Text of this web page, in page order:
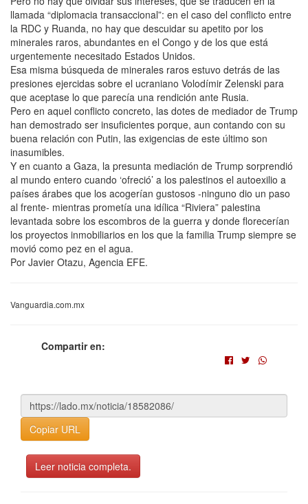
llamada “diplomacia transaccional”: en el caso del conflicto entre
la RDC y Ruanda, no hay que descuidar su apetito por los
minerales raros, abundantes en el Congo y de los que está
urgentemente necesitado Estados Unidos.
Esa misma búsqueda de minerales raros estuvo detrás de las
presiones ejercidas sobre el ucraniano Volodímir Zelenski para
que aceptase lo que parecía una rendición ante Rusia.
Pero en aquel conflicto concreto, las dotes de mediador de Trump
han demostrado ser insuficientes porque, aun contando con su
buena relación con Putin, las exigencias de este último son
inasumibles.
Y en cuanto a Gaza, la presunta mediación de Trump sorprendió
al mundo entero cuando ‘ofreció’ a los palestinos el autoexilio a
países árabes que los acogerían gustosos -ninguno dio un paso
al frente- mientras prometía una idílica “Riviera” palestina
levantada sobre los escombros de la guerra y donde florecerían
los proyectos inmobiliarios en los que la familia Trump siempre se
movió como pez en el agua.
Por Javier Otazu, Agencia EFE.
Vanguardia.com.mx
Compartir en:
Copiar URL
Leer noticia completa.